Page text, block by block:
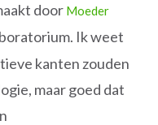
door Moeder
Ik weet
kanten zouden
maar goed dat